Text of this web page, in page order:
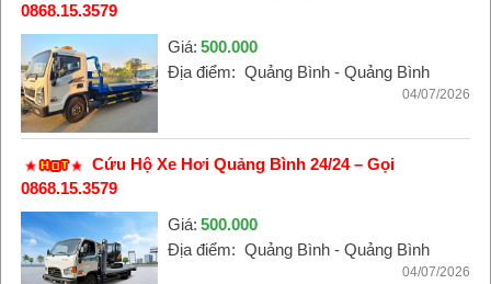
0868.15.3579
Giá: 500.000
Địa điểm: Quảng Bình - Quảng Bình
04/07/2026
Cứu Hộ Xe Hơi Quảng Bình 24/24 – Gọi
0868.15.3579
Giá: 500.000
Địa điểm: Quảng Bình - Quảng Bình
04/07/2026